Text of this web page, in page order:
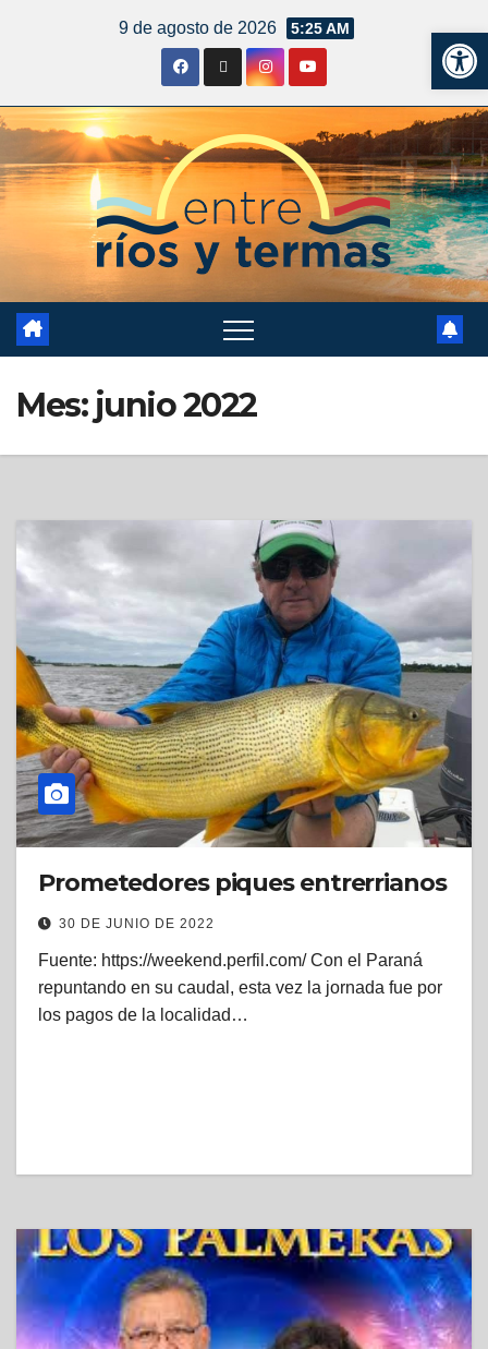
9 de agosto de 2026 5:25 AM
Mes: junio 2022
Prometedores piques entrerrianos
30 DE JUNIO DE 2022
Fuente: https://weekend.perfil.com/ Con el Paraná
repuntando en su caudal, esta vez la jornada fue por
los pagos de la localidad…